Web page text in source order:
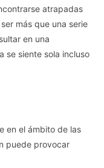
atrapadas
más que una serie
en una
se siente sola incluso
en el ámbito de las
puede provocar